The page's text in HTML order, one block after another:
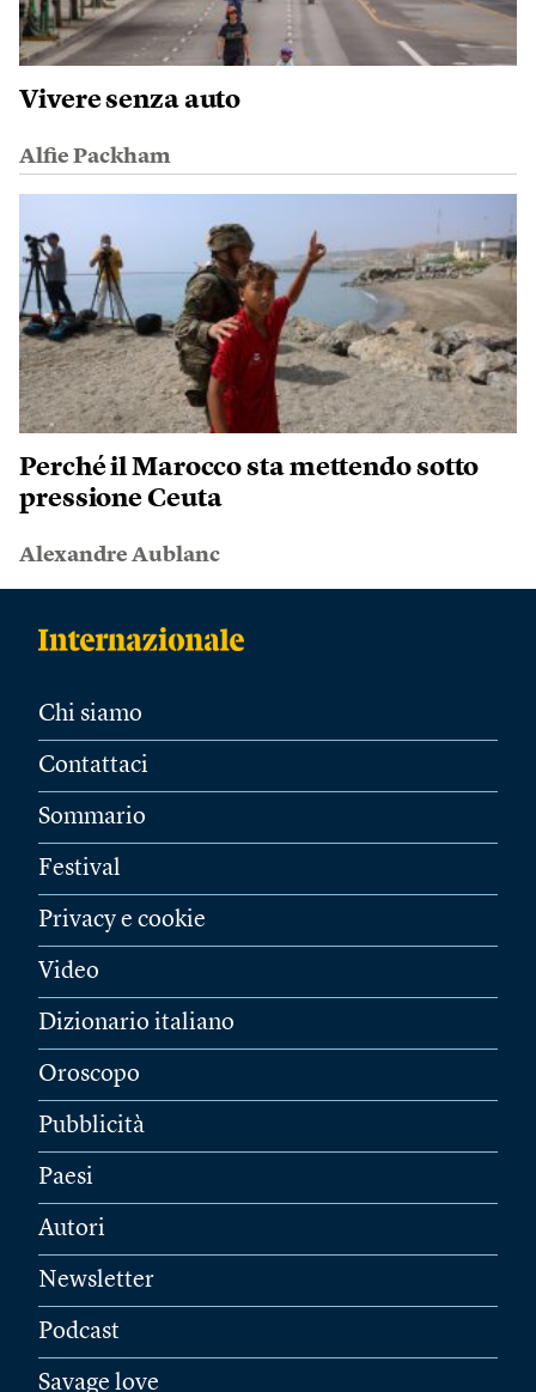
Vivere senza auto
Alfie Packham
Perché il Marocco sta mettendo sotto
pressione Ceuta
Alexandre Aublanc
Chi siamo
Contattaci
Sommario
Festival
Privacy e cookie
Video
Dizionario italiano
Oroscopo
Pubblicità
Paesi
Autori
Newsletter
Podcast
Savage love